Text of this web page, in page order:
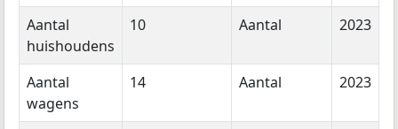
Aantal
huishoudens
10 Aantal 2023
Aantal
wagens
14 Aantal 2023